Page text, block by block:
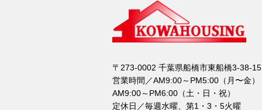
〒273-0002 千葉県船橋市東船橋3-38-15
営業時間／AM9:00～PM5:00（月〜金）
AM9:00～PM6:00（土・日・祝）
定休日／毎週水曜、第1・3・5火曜